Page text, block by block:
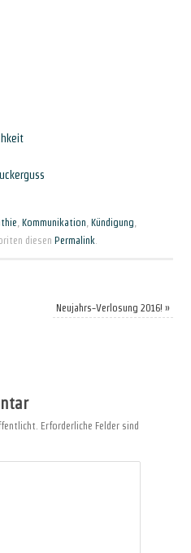
, Kommunikation, Kündigung,
diesen Permalink.
Neujahrs-Verlosung 2016!»
Erforderliche Felder sind